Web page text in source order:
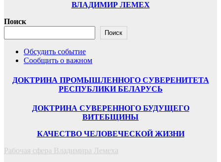
ВЛАДИМИР ЛЕМЕХ
Поиск
Поиск
Обсудить событие
Сообщить о важном
ДОКТРИНА ПРОМЫШЛЕННОГО СУВЕРЕНИТЕТА
РЕСПУБЛИКИ БЕЛАРУСЬ
ДОКТРИНА СУВЕРЕННОГО БУДУЩЕГО
ВИТЕБЩИНЫ
КАЧЕСТВО ЧЕЛОВЕЧЕСКОЙ ЖИЗНИ
Рабочая сфера Владимира Лемеха